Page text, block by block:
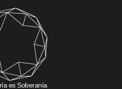
es Soberanía